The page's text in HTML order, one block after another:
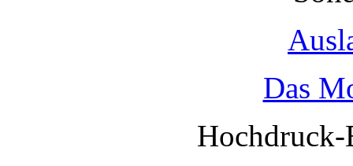
Das
Hochdruck-